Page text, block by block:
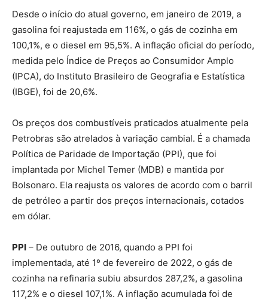
Desde o início do atual governo, em janeiro de 2019, a
gasolina foi reajustada em 116%, o gás de cozinha em
100,1%, e o diesel em 95,5%. A inflação oficial do período,
medida pelo Índice de Preços ao Consumidor Amplo
(IPCA), do Instituto Brasileiro de Geografia e Estatística
(IBGE), foi de 20,6%.
Os preços dos combustíveis praticados atualmente pela
Petrobras são atrelados à variação cambial. É a chamada
Política de Paridade de Importação (PPI), que foi
implantada por Michel Temer (MDB) e mantida por
Bolsonaro. Ela reajusta os valores de acordo com o barril
de petróleo a partir dos preços internacionais, cotados
em dólar.
PPI – De outubro de 2016, quando a PPI foi
implementada, até 1º de fevereiro de 2022, o gás de
cozinha na refinaria subiu absurdos 287,2%, a gasolina
117,2% e o diesel 107,1%. A inflação acumulada foi de